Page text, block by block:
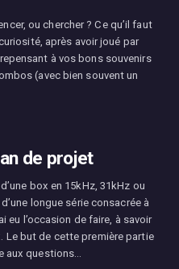
ou chercher ? Ce qu’il faut
après avoir joué par
à vos bons souvenirs
(avec bien souvent un
de projet
box en 15kHz, 31kHz ou
longue série consacrée à
eu l’occasion de faire, à savoir
Le but de cette première partie
aux questions…